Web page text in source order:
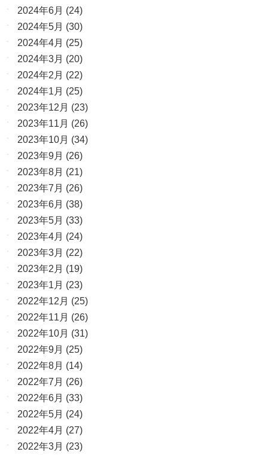
2024年6月 (24)
2024年5月 (30)
2024年4月 (25)
2024年3月 (20)
2024年2月 (22)
2024年1月 (25)
2023年12月 (23)
2023年11月 (26)
2023年10月 (34)
2023年9月 (26)
2023年8月 (21)
2023年7月 (26)
2023年6月 (38)
2023年5月 (33)
2023年4月 (24)
2023年3月 (22)
2023年2月 (19)
2023年1月 (23)
2022年12月 (25)
2022年11月 (26)
2022年10月 (31)
2022年9月 (25)
2022年8月 (14)
2022年7月 (26)
2022年6月 (33)
2022年5月 (24)
2022年4月 (27)
2022年3月 (23)